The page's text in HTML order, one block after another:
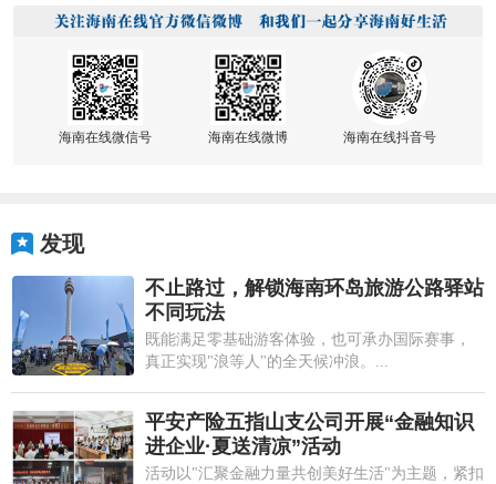
海南在线微信号 海南在线微博 海南在线抖音号
发现
不止路过，解锁海南环岛旅游公路驿站
不同玩法
既能满足零基础游客体验，也可承办国际赛事，
真正实现"浪等人"的全天候冲浪。...
平安产险五指山支公司开展“金融知识
进企业·夏送清凉”活动
活动以"汇聚金融力量共创美好生活"为主题，紧扣